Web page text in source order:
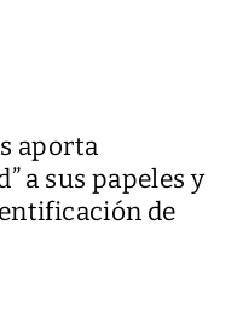
aporta
a sus papeles y
de